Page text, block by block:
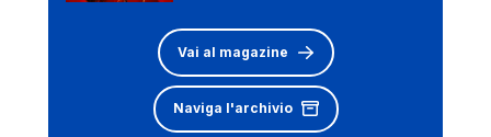
Vai al magazine
Naviga l'archivio